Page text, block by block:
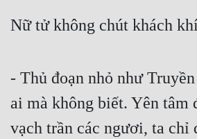
Nữ tử không chút khách
- Thủ đoạn nhỏ như
ai mà không biết. Yên tâm
vạch trần các ngươi, ta chỉ